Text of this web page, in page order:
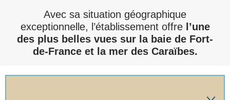
Avec sa situation géographique
exceptionnelle, l’établissement offre l’une
des plus belles vues sur la baie de Fort-
de-France et la mer des Caraïbes.